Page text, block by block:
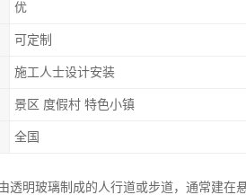
优
可定制
施工人士设计安装
景区 度假村 特色小镇
全国
透明玻璃制成的人行道或步道，通常建在